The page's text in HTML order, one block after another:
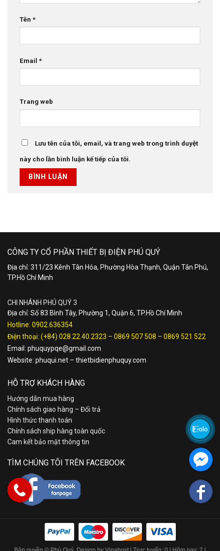
Tên *
Email *
Trang web
Lưu tên của tôi, email, và trang web trong trình duyệt
này cho lần bình luận kế tiếp của tôi.
CÔNG TY CỔ PHẦN THIẾT BỊ ĐIỆN PHÚ QUÝ
Địa chỉ: 311/23 Kênh Tân Hóa, Phường Hòa Thạnh, Quận Tân Phú,
TP.Hồ Chí Minh
CHI NHÁNH PHÚ QUÝ 3
Địa chỉ: Số 83 Bình Tây, Phường 1, Quận 6, TP.Hồ Chí Minh
Hotline: 0902.636354
Điện thoại: (+84) 028.22.40.2323 – 0869 507 508 – 0869 521 522
Email: phuquypqe@gmail.com
Website: phuqui.net – thietbidienphuquy.com
HỖ TRỢ KHÁCH HÀNG
Hướng dẫn mua hàng
Chính sách giao hàng – Đổi trả
Hình thức thanh toán
Chính sách ship hàng toàn quốc
Cam kết bảo mật thông tin
TÌM CHÚNG TÔI TRÊN FACEBOOK